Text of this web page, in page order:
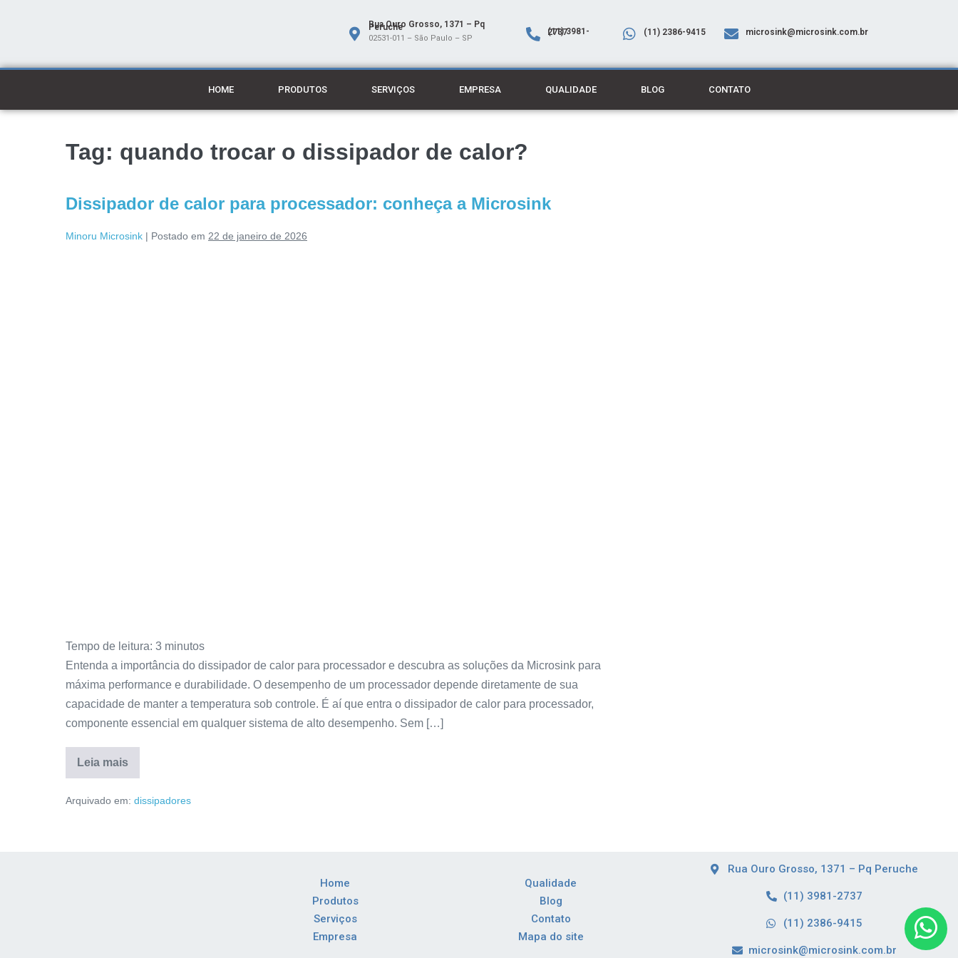
Rua Ouro Grosso, 1371 – Pq
Peruche
02531-011 – São Paulo – SP
(11) 3981-2737 (11) 2386-9415 microsink@microsink.com.br
HOME PRODUTOS SERVIÇOS EMPRESA QUALIDADE BLOG CONTATO
Tag: quando trocar o dissipador de calor?
Dissipador de calor para processador: conheça a Microsink
Minoru Microsink | Postado em 22 de janeiro de 2026
Tempo de leitura: 3 minutos
Entenda a importância do dissipador de calor para processador e descubra as soluções da Microsink para
máxima performance e durabilidade. O desempenho de um processador depende diretamente de sua
capacidade de manter a temperatura sob controle. É aí que entra o dissipador de calor para processador,
componente essencial em qualquer sistema de alto desempenho. Sem […]
Leia mais
Arquivado em: dissipadores
Home
Produtos
Serviços
Empresa
Qualidade
Blog
Contato
Mapa do site
Rua Ouro Grosso, 1371 – Pq Peruche
(11) 3981-2737
(11) 2386-9415
microsink@microsink.com.br